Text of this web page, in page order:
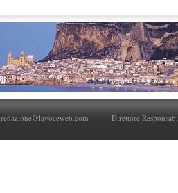
redazione@lavoceweb.com Direttore